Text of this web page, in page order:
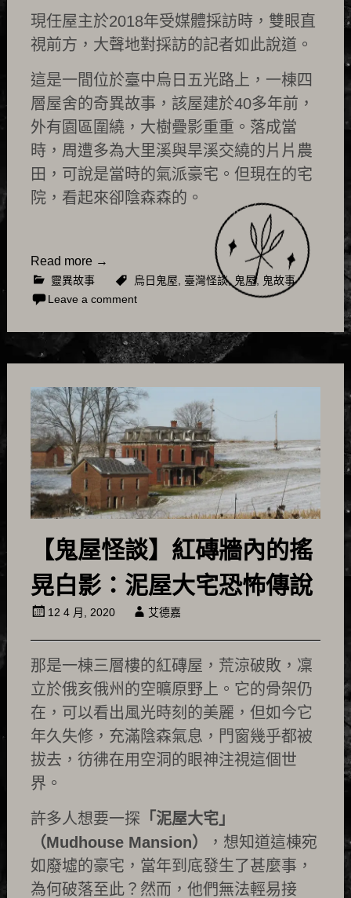
現任屋主於2018年受媒體採訪時，雙眼直
視前方，大聲地對採訪的記者如此說道。
這是一間位於臺中烏日五光路上，一棟四
層屋舍的奇異故事，該屋建於40多年前，
外有園區圍繞，大樹疊影重重。落成當
時，周遭多為大里溪與旱溪交繞的片片農
田，可說是當時的氣派豪宅。但現在的宅
院，看起來卻陰森森的。
Read more →
靈異故事 烏日鬼屋 臺灣怪談, 鬼屋, 鬼故事
Leave a comment
【鬼屋怪談】紅磚牆內的搖
晃白影：泥屋大宅恐怖傳說
12 4 月, 2020 艾德嘉
那是一棟三層樓的紅磚屋，荒涼破敗，凜
立於俄亥俄州的空曠原野上。它的骨架仍
在，可以看出風光時刻的美麗，但如今它
年久失修，充滿陰森氣息，門窗幾乎都被
拔去，彷彿在用空洞的眼神注視這個世
界。
許多人想要一探 「泥屋大宅」
（Mudhouse Mansion）
，想知道這棟宛
如廢墟的豪宅，當年到底發生了甚麼事，
為何破落至此？然而，他們無法輕易接